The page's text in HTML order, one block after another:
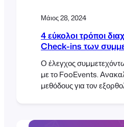
Μάιος 28, 2024
4 εύκολοι τρόποι
Check-ins των
Ο έλεγχος
με το FooEvents.
μεθόδους για τον
ενσωμάτωση του POS.